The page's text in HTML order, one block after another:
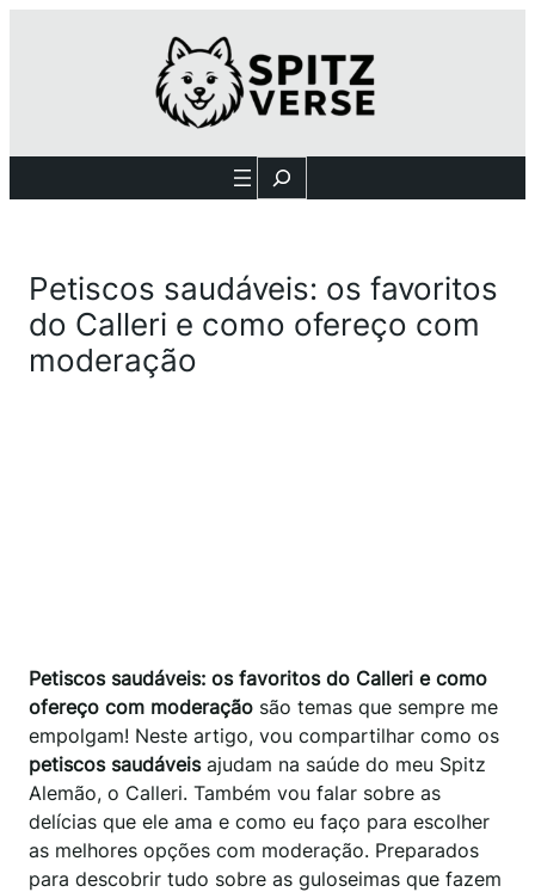
Search
Petiscos saudáveis: os favoritos
do Calleri e como ofereço com
moderação
Petiscos saudáveis: os favoritos do Calleri e como
ofereço com moderação são temas que sempre me
empolgam! Neste artigo, vou compartilhar como os
petiscos saudáveisajudam na saúde do meu Spitz
Alemão, o Calleri. Também vou falar sobre as
delícias que ele ama e como eu faço para escolher
as melhores opções com moderação. Preparados
para descobrir tudo sobre as guloseimas que fazem